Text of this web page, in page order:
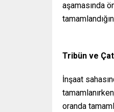
aşamasında
Tribün ve
İnşaat
oranda